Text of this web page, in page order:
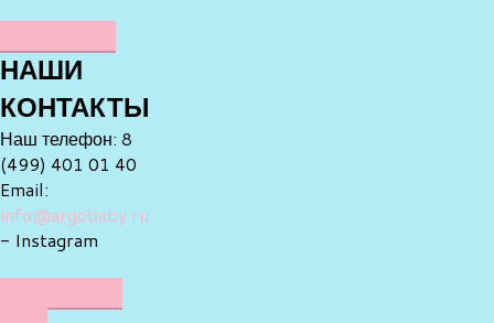
НАШИ
КОНТАКТЫ
Наш телефон: 8
(499) 401 01 40
Email:
info@argobaby.ru
- Instagram